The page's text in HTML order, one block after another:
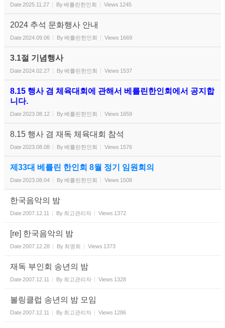
Date2025.11.27 By베를린한인회 Views 1245
2024 추석 문화행사 안내
Date2024.09.06 By베를린한인회 Views 1669
3.1절 기념행사
Date2024.02.27 By베를린한인회 Views 1537
8.15 행사 겸 체육대회에 관해서 베를린한인회에서 공지합
니다.
Date2023.08.12 By베를린한인회 Views 1659
8.15 행사 겸 재독 체육대회 참석
Date2023.08.08 By베를린한인회 Views 1576
제33대 베를린 한인회 8월 정기 임원회의
Date2023.08.04 By베를린한인회 Views 1508
한국음악의 밤
Date2007.12.11 By 최고관리자 Views 1372
[re] 한국음악의 밤
Date2007.12.28 By 최명희 Views 1373
재독 부인회 송년의 밤
Date2007.12.11 By 최고관리자 Views 1328
볼링클럽 송년의 밤 모임
Date2007.12.11 By 최고관리자 Views 1286